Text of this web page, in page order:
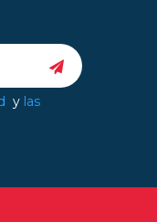
y las